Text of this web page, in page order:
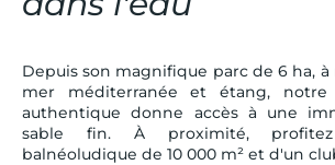
Depuis son magnifique parc de 6 ha,
mer méditerranée et étang,
authentique donne accès à une
sable fin. À proximité,
balnéoludique de 10 000 m² et d'un